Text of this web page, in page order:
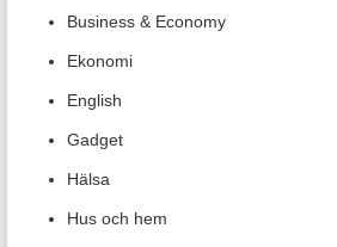
Business & Economy
Ekonomi
English
Gadget
Hälsa
Hus och hem